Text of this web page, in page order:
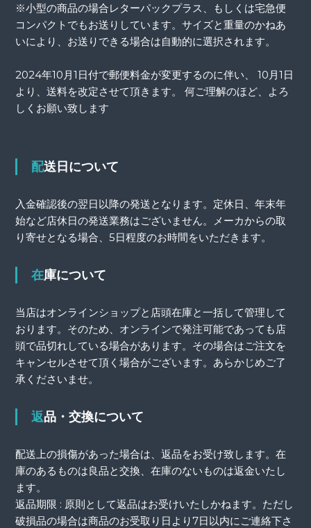
※小型の商品の場合レターパックプラス、もしくは宅急便
コンパクトでもお送りしています。サイズと重量のかねあ
いにより、お送りできる場合は自動的に選択されます。
2024年10月1日付で郵便料金が変更するのに伴い、 10月1日
より、送料を改定させて頂きます。 何ご理解のほど、よろ
しくお願い致します
配送日について
入金確認後の翌日以降の発送となります。定休日、年末年
始など店休日の発送業務はございません。メーカからの取
り寄せとなる場合、5日程度のお時間をいただきます。
在庫について
当店はオンラインショップと店頭在庫と一括して管理して
おります。そのため、オンラインで発注可能であっても店
頭で品切れしている場合があります。その場合はご注文を
キャンセルさせて頂く場合がございます。あらかじめご了
承くださいませ。
返品・交換について
配送上の損傷があった場合は、返品をお受け致します。在
庫のあるものは良品と交換、在庫のないものは返金いたし
ます。
返品期限 : 原則として返品はお受けいたしかねます。ただし
破損品の場合は商品のお受取り日より7日以内にご連絡下さ